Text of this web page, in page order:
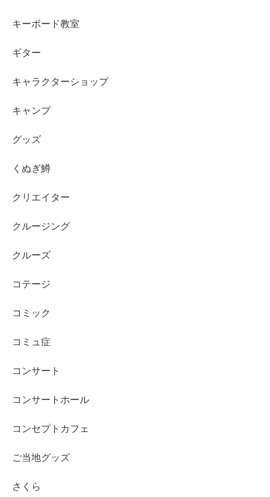
キーボード教室
ギター
キャラクターショップ
キャンプ
グッズ
くぬぎ鱒
クリエイター
クルージング
クルーズ
コテージ
コミック
コミュ症
コンサート
コンサートホール
コンセプトカフェ
ご当地グッズ
さくら